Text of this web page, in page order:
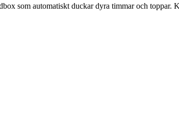
som automatiskt duckar dyra timmar och toppar.